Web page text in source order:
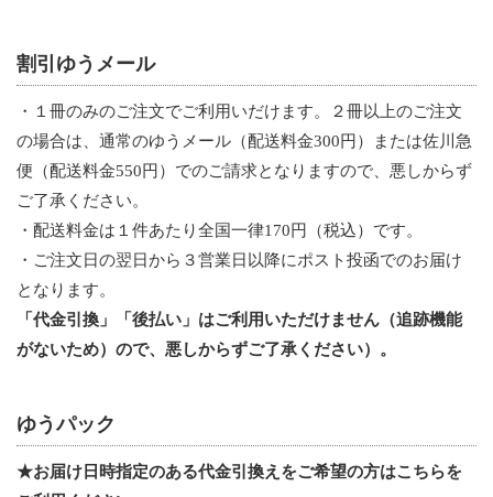
割引ゆうメール
・１冊のみのご注文でご利用いだけます。２冊以上のご注文
の場合は、通常のゆうメール（配送料金300円）または佐川急
便（配送料金550円）でのご請求となりますので、悪しからず
ご了承ください。
・配送料金は１件あたり全国一律170円（税込）です。
・ご注文日の翌日から３営業日以降にポスト投函でのお届け
となります。
「代金引換」「後払い」はご利用いただけません（追跡機能
がないため）ので、悪しからずご了承ください）。
ゆうパック
★お届け日時指定のある代金引換えをご希望の方はこちらを